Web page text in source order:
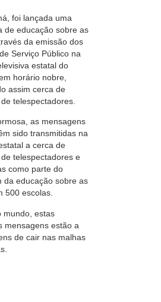
foi lançada uma
de educação sobre as
da emissão dos
Serviço Público na
estatal do
horário nobre,
assim cerca de
de telespectadores.
as mensagens
sido transmitidas na
a cerca de
de telespectadores e
como parte do
da educação sobre as
500 escolas.
mundo, estas
mensagens estão a
de cair nas malhas